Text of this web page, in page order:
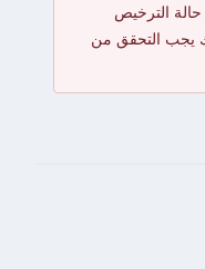
حالة الترخيص
يجب التحقق من